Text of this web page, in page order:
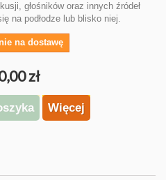
głośników oraz innych źródeł
na podłodze lub blisko niej.
na dostawę
zł
Więcej